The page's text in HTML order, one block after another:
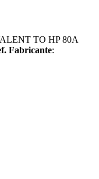
TO HP 80A
Fabricante: